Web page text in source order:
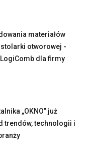
materiałów
otworowej -
dla firmy
„OKNO” już
trendów, technologii i